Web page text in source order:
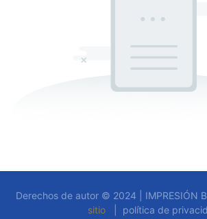
Derechos de autor © 2024 | IMPRESIÓN
sitio
política de